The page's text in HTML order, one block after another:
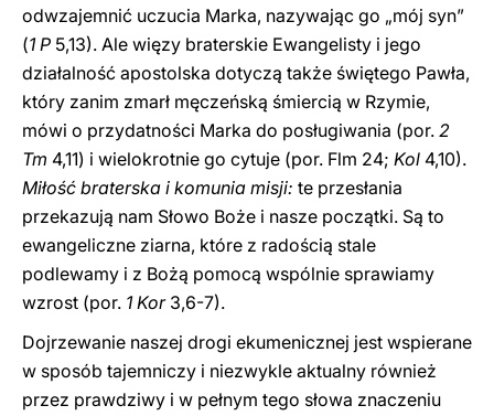
odwzajemnić uczucia Marka, nazywając go „mój syn”
(1 P 5,13). Ale więzy braterskie Ewangelisty i jego
działalność apostolska dotyczą także świętego Pawła,
który zanim zmarł męczeńską śmiercią w Rzymie,
mówi o przydatności Marka do posługiwania (por. 2
Tm 4,11) i wielokrotnie go cytuje (por. Flm 24; Kol 4,10).
Miłość braterska i komunia misji: te przesłania
przekazują nam Słowo Boże i nasze początki. Są to
ewangeliczne ziarna, które z radością stale
podlewamy i z Bożą pomocą wspólnie sprawiamy
wzrost (por. 1 Kor3,6-7).
Dojrzewanie naszej drogi ekumenicznej jest wspierane
w sposób tajemniczy i niezwykle aktualny również
przez prawdziwy i w pełnym tego słowa znaczeniu